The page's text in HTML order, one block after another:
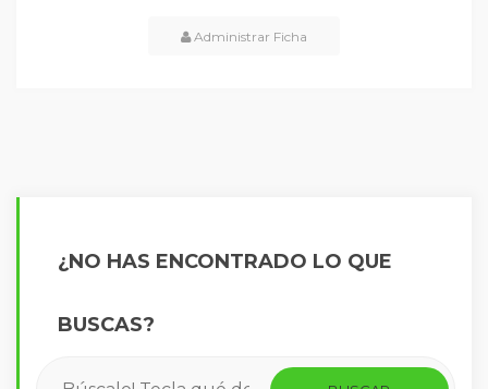
Administrar Ficha
¿NO HAS ENCONTRADO LO QUE
BUSCAS?